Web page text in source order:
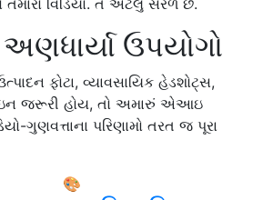
ઉપયોગો
ફોટા, વ્યાવસાયિક હેડશોટ્સ,
જરૂરી હોય, તો અમારું એઆઇ
ગુણવત્તાના પરિણામો તરત જ પૂરા
🎨